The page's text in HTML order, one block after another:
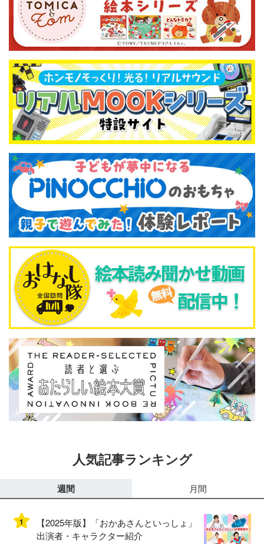
人気記事ランキング
週間 月間
1
【2025年版】「おかあさんといっしょ」
出演者・キャラクター紹介